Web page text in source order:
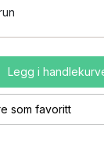
Legg i
som favoritt